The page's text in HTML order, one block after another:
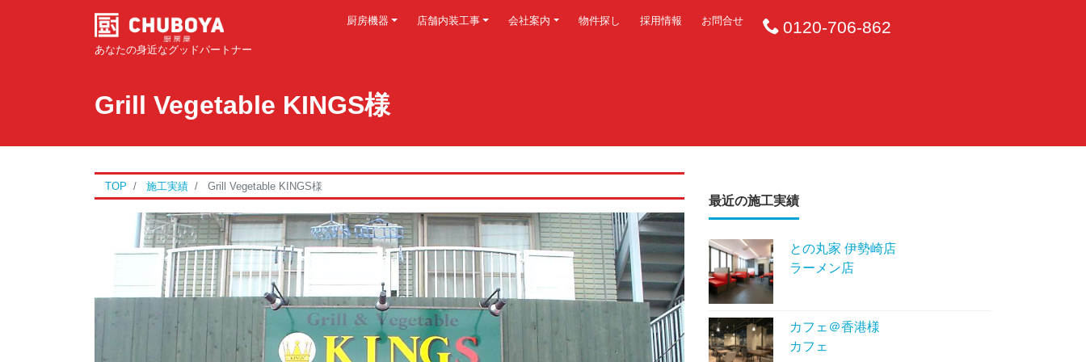
あなたの身近なグッドパートナー
厨房機器 店舗内装工事 会社案内 物件探し 採用情報 お問合せ 0120-706-862
Grill Vegetable KINGS様
TOP 施工実績 Grill Vegetable KINGS様
最近の施工実績
との丸家 伊勢崎店
ラーメン店
カフェ＠香港様
カフェ